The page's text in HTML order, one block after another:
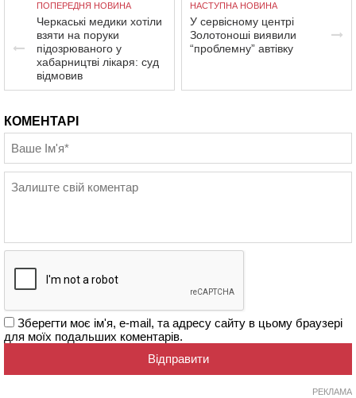
ПОПЕРЕДНЯ НОВИНА
Черкаські медики хотіли
взяти на поруки
підозрюваного у
хабарництві лікаря: суд
відмовив
НАСТУПНА НОВИНА
У сервісному центрі
Золотоноші виявили
“проблемну” автівку
КОМЕНТАРІ
Зберегти моє ім'я, e-mail, та адресу сайту в цьому браузері
для моїх подальших коментарів.
РЕКЛАМА